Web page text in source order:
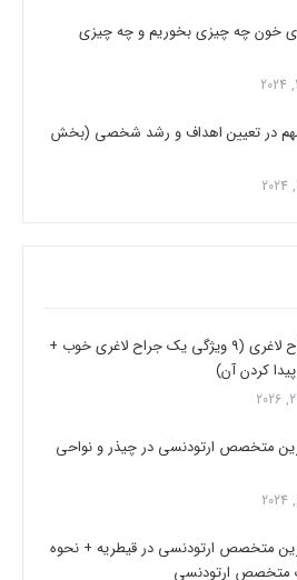
خون چه چیزی بخوریم و چه چیزی
در تعیین اهداف و رشد شخصی (بخش
بهترین جراح لاغری (9 ویژگی یک جراح لاغری خوب +
کردن آن)
متخصص ارتودنسی در چیذر و نواحی
متخصص ارتودنسی در قیطریه + نحوه
متخصص ارتودنسی